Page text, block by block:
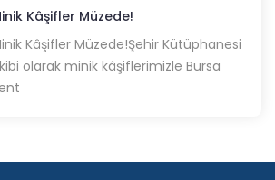
Kâşifler Müzede!
Kâşifler Müzede!Şehir Kütüphanesi
olarak minik kâşiflerimizle Bursa